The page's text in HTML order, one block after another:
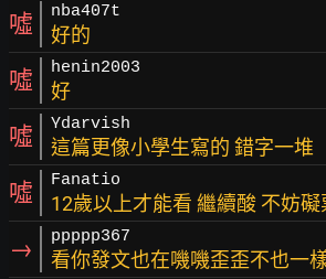
噓 nba407t
好的
噓 henin2003
好
噓 Ydarvish
這篇更像小學生寫的 錯字一堆
噓 Fanatio
12歲以上才能看 繼續酸 不妨
→ ppppp367
看你發文也在嘰嘰歪歪不也一